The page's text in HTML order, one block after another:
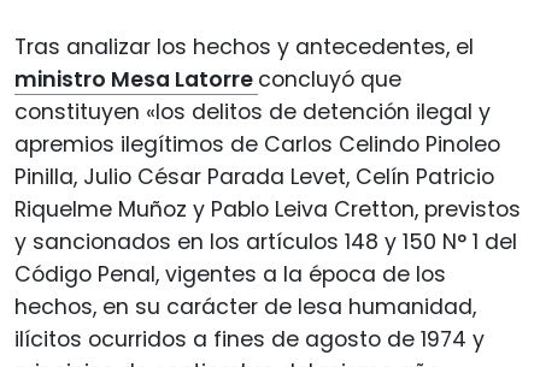
Tras analizar los hechos y antecedentes, el
ministro Mesa Latorre concluyó que
constituyen «los delitos de detención ilegal y
apremios ilegítimos de Carlos Celindo Pinoleo
Pinilla, Julio César Parada Levet, Celín Patricio
Riquelme Muñoz y Pablo Leiva Cretton, previstos
y sancionados en los artículos 148 y 150 N° 1 del
Código Penal, vigentes a la época de los
hechos, en su carácter de lesa humanidad,
ilícitos ocurridos a fines de agosto de 1974 y